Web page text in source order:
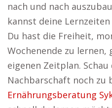
nach und nach
kannst deine
Du hast die Freiheit,
Wochenende zu lernen,
eigenen Zeitplan.
Nachbarschaft noch zu
Ernährungsberatung